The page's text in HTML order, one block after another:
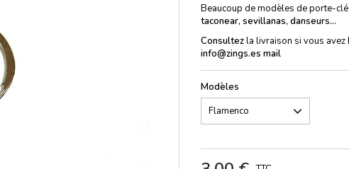
Beaucoup de modèles de porte-
taconear, sevillanas, danseurs...
Consultezla livraison si vous avez
info@zings.es mail
Modèles